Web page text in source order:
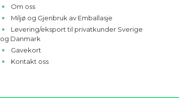
Om oss
Miljø og Gjenbruk av Emballasje
Levering/eksport til privatkunder Sverige
og Danmark
Gavekort
Kontakt oss